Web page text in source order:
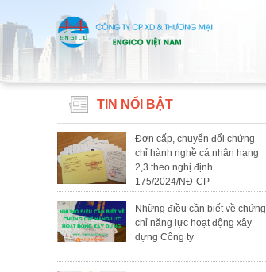
TIN NỔI BẬT
Đơn cấp, chuyển đổi chứng
chỉ hành nghề cá nhân hạng
2,3 theo nghị định
175/2024/NĐ-CP
Những điều cần biết về chứng
chỉ năng lực hoạt động xây
dựng Công ty